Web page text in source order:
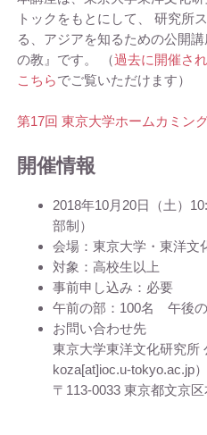
トックをもとにして、 研究所
る、アジアを知るための公開
の教』です。 （過去に開催さ
こちらでご覧いただけます）
第17回 東京大学ホームカミン
開催情報
2018年10月20日（土）
部制）
会場：東京大学・東洋文
対象：高校生以上
事前申し込み：必要
午前の部：100名 午後
お問い合わせ先
東京大学東洋文化研究所
koza[at]ioc.u-tokyo.ac.jp）
〒113-0033 東京都文京